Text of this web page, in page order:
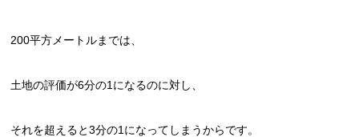
200平方メートルまでは、
土地の評価が6分の1になるのに対し、
それを超えると3分の1になってしまうからです。